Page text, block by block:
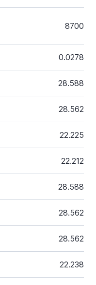
8700
0.0278
28.588
28.562
22.225
22.212
28.588
28.562
28.562
22.238